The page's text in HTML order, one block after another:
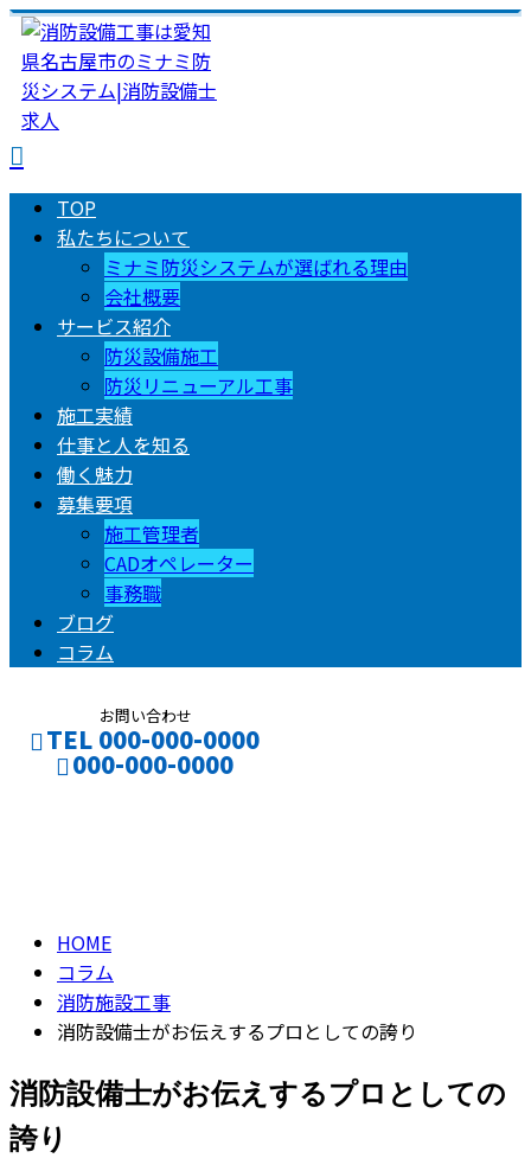
TOP
私たちについて
ミナミ防災システムが選ばれる理由
会社概要
サービス紹介
防災設備施工
防災リニューアル工事
施工実績
仕事と人を知る
働く魅力
募集要項
施工管理者
CADオペレーター
事務職
ブログ
コラム
お問い合わせ
TEL 000-000-0000
000-000-0000
HOME
コラム
消防施設工事
消防設備士がお伝えするプロとしての誇り
消防設備士がお伝えするプロとしての
誇り